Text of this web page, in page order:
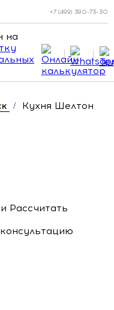
+7 (499) 390-73-30
на
/
Кухня Шелтон
Рассчитать